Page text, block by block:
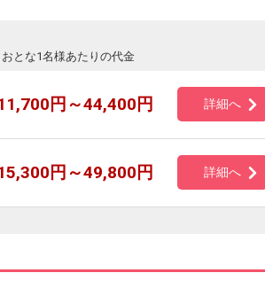
おとな1名様あたりの代金
円～44,400円 詳細へ
円～49,800円 詳細へ